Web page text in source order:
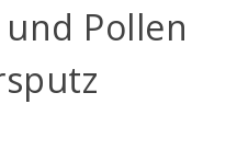
Pollen